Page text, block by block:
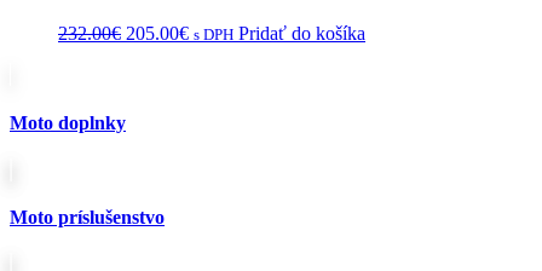
232.00€ Pôvodná
205.00€Aktuálna
s DPH Pridať do košíka
Moto doplnky
Moto príslušenstvo